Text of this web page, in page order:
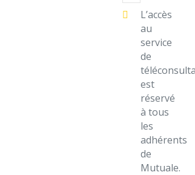
L’accès
au
service
de
est
réservé
à tous
les
adhérents
de
Mutuale.